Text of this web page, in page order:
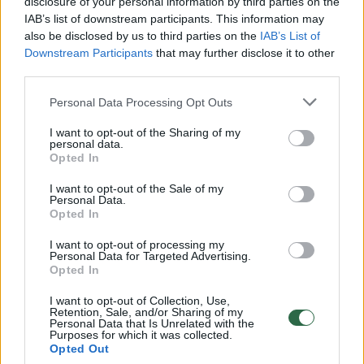
IAB’s list of downstream participants. This information may
also be disclosed by us to third parties on the IAB’s List of
Downstream Participants that may further disclose it to other
Personal Data Processing Opt Outs
I want to opt-out of the Sharing of my
personal data.
Opted In
I want to opt-out of the Sale of my
Personal Data.
Opted In
I want to opt-out of processing my
Personal Data for Targeted Advertising.
Opted In
I want to opt-out of Collection, Use,
Retention, Sale, and/or Sharing of my
Personal Data that Is Unrelated with the
Purposes for which it was collected.
Opted Out
00:00:30
Vaizdai iš tragiškos avarijos Vilniaus r.: dviejų moterų ir
vaiko gyvybių išgelbėti nepavyko
Savaitės vidurys nusimato karštas: temperatūra kils iki
32 laipsnių šilumos
vaizdas pribloškia
Žinios | Lietuvos diena
00:15:54
V. Zalužno pasisakymą laiko bandymu įsitvirtinti
Ukrainos politikoje: jis yra neteisus